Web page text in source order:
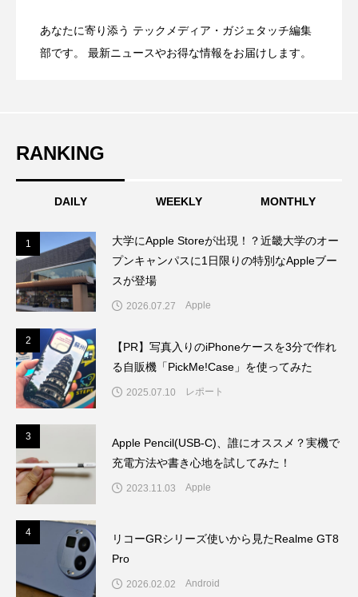
あなたに寄り添う テックメディア・ガジェタッチ編集
部です。 最新ニュースやお得な情報をお届けします。
登場
Directに動いた理由、担当者も答えられな
2026.04.23 OpenMic Insight：AFEELA開発中止で見
RANKING
DAILY WEEKLY MONTHLY
1
大学にApple Storeが出現！？近畿大学のオー
プンキャンパスに1日限りの特別なAppleブー
スが登場
2026.07.27 Apple
2
【PR】写真入りのiPhoneケースを3分で作れ
る自販機「PickMe!Case」を使ってみた
2025.07.10 レポート
3
Apple Pencil(USB-C)、誰にオススメ？実機で
充電方法や書き心地を試してみた！
2023.11.03 Apple
4
リコーGRシリーズ使いから見たRealme GT8
Pro
2026.02.02 Android